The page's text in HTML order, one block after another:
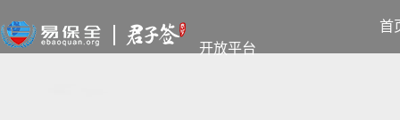
开放平台
首